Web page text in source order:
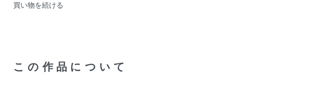
買い物を続ける
この作品について